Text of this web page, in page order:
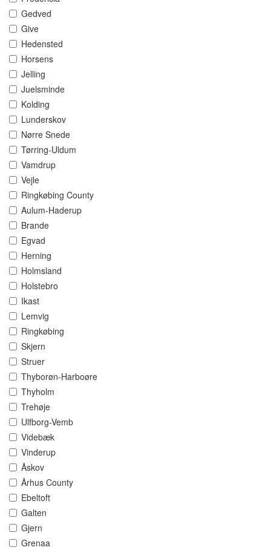
Gedved
Give
Hedensted
Horsens
Jelling
Juelsminde
Kolding
Lunderskov
Nørre Snede
Tørring-Uldum
Vamdrup
Vejle
Ringkøbing County
Aulum-Haderup
Brande
Egvad
Herning
Holmsland
Holstebro
Ikast
Lemvig
Ringkøbing
Skjern
Struer
Thyborøn-Harboøre
Thyholm
Trehøje
Ulfborg-Vemb
Videbæk
Vinderup
Åskov
Århus County
Ebeltoft
Galten
Gjern
Grenaa